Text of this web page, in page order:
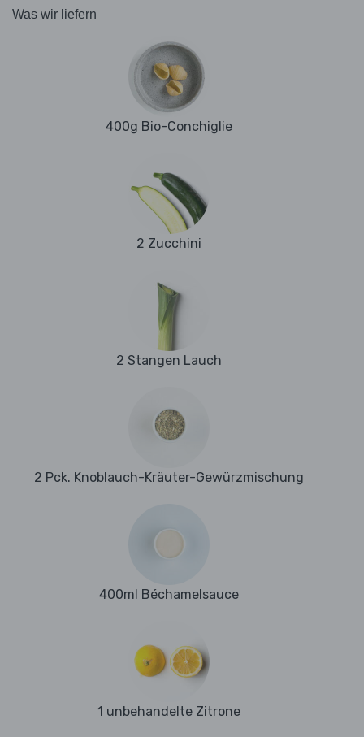
Was wir liefern
400g Bio-Conchiglie
2 Zucchini
2 Stangen Lauch
2 Pck. Knoblauch-Kräuter-Gewürzmischung
400ml Béchamelsauce
1 unbehandelte Zitrone